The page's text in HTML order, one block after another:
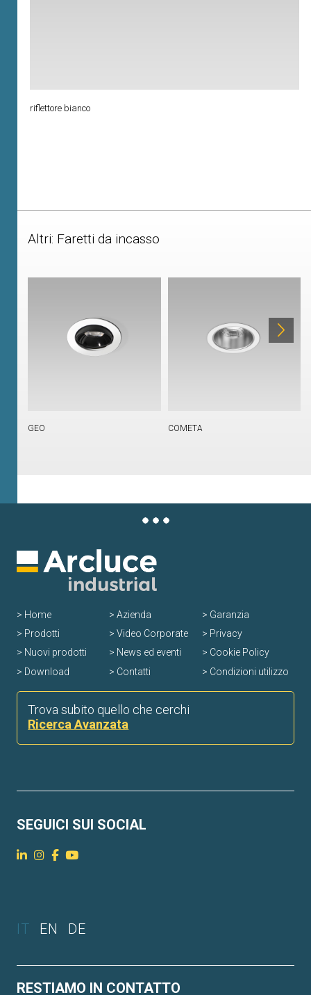
riflettore bianco
Altri: Faretti da incasso
GEO COMETA
Home
Prodotti
Nuovi prodotti
Download
Azienda
Video Corporate
News ed eventi
Contatti
Garanzia
Privacy
Cookie Policy
Condizioni utilizzo
Trova subito quello che cerchi
Ricerca Avanzata
SEGUICI SUI SOCIAL
IT EN DE
RESTIAMO IN CONTATTO